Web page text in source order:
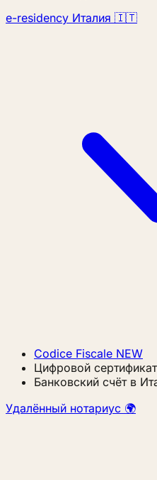
e-residency Италия 🇮🇹
Codice Fiscale NEW
Цифровой
Банковский счёт в
Удалённый нотариус 🌍